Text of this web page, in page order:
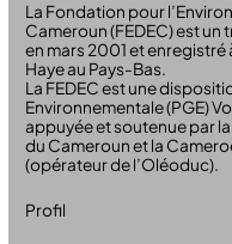
La Fondation pour
Cameroun (FEDEC) est
en mars 2001 et enregistré
Haye au Pays-Bas.
La FEDEC est une
Environnementale (PGE)
appuyée et soutenue par
du Cameroun et la
(opérateur de l’Oléoduc).
Profil